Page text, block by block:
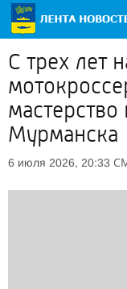
С трех лет
мастерство
Мурманска
6 июля 2026, 20:33